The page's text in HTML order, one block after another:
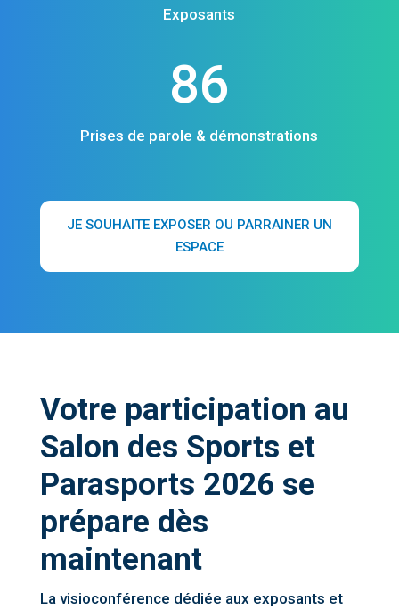
Exposants
86
Prises de parole & démonstrations
JE SOUHAITE EXPOSER OU PARRAINER UN
ESPACE
Votre participation au
Salon des Sports et
Parasports 2026 se
prépare dès
maintenant
La visioconférence dédiée aux exposants et